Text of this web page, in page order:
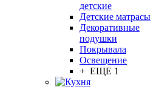
детские
Детские матрасы
Декоративные
подушки
Покрывала
Освещение
+ ЕЩЕ 1